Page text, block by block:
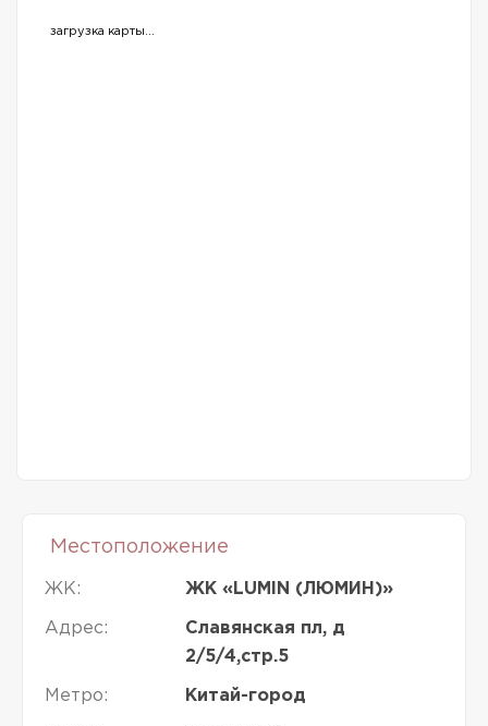
загрузка карты...
Местоположение
ЖК: ЖК «LUMIN (ЛЮМИН)»
Адрес:
Славянская пл, д
2/5/4,стр.5
Метро: Китай-город